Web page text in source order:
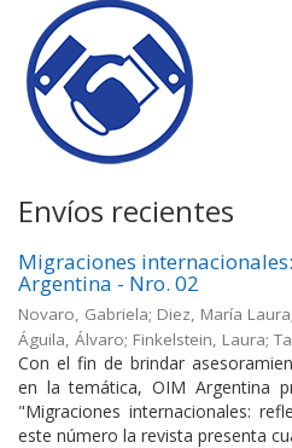
Envíos recientes
Migraciones
Argentina - Nro. 02
Novaro, Gabriela; Diez, María
Águila, Álvaro; Finkelstein, Laura;
Con el fin de brindar
en la temática, OIM Argentina
"Migraciones internacionales:
este número la revista presenta